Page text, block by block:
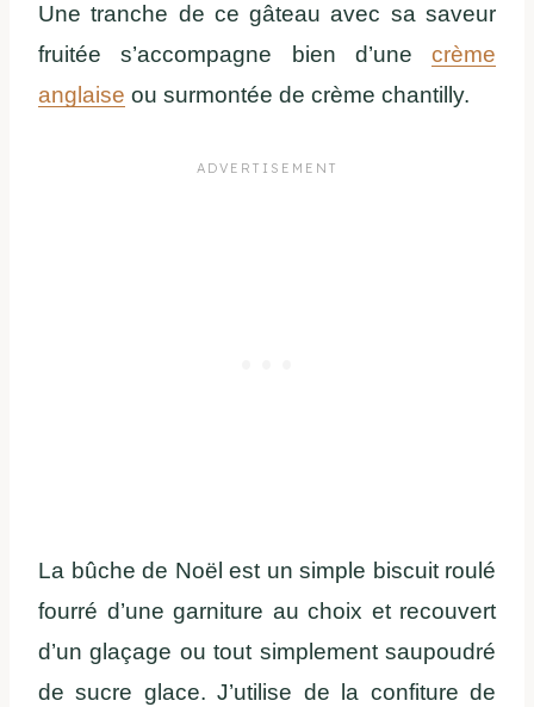
Une tranche de ce gâteau avec sa saveur
fruitée s’accompagne bien d’une crème
anglaise ou surmontée de crème chantilly.
La bûche de Noël est un simple biscuit roulé
fourré d’une garniture au choix et recouvert
d’un glaçage ou tout simplement saupoudré
de sucre glace. J’utilise de la confiture de